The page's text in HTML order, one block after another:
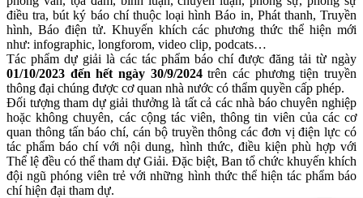
điều tra, bút ký báo chí thuộc loại hình Báo in, Phát thanh, Truyền
hình, Báo điện tử. Khuyến khích các phương thức thể hiện mới
như: infographic, longforom, video clip, podcats…
Tác phẩm dự giải là các tác phẩm báo chí được đăng tải từ ngày
01/10/2023 đến hết ngày 30/9/2024trên các phương tiện truyền
thông đại chúng được cơ quan nhà nước có thẩm quyền cấp phép.
Đối tượng tham dự giải thưởng là tất cả các nhà báo chuyên nghiệp
hoặc không chuyên, các cộng tác viên, thông tin viên của các cơ
quan thông tấn báo chí, cán bộ truyền thông các đơn vị điện lực có
tác phẩm báo chí với nội dung, hình thức, điều kiện phù hợp với
Thể lệ đều có thể tham dự Giải. Đặc biệt, Ban tổ chức khuyến khích
đội ngũ phóng viên trẻ với những hình thức thể hiện tác phẩm báo
chí hiện đại tham dự.